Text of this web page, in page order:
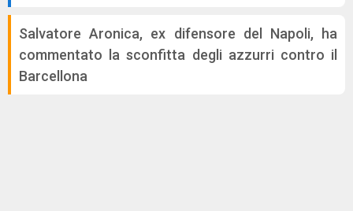
Salvatore Aronica, ex difensore del Napoli, ha
commentato la sconfitta degli azzurri contro il
Barcellona